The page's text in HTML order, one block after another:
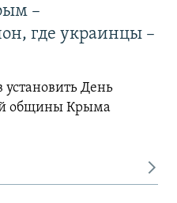
–
где украинцы –
установить День
общины Крыма